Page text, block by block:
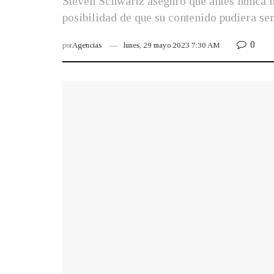
posibilidad de que su contenido pudiera
porAgencias lunes, 29 mayo 2023 7:30 AM 0